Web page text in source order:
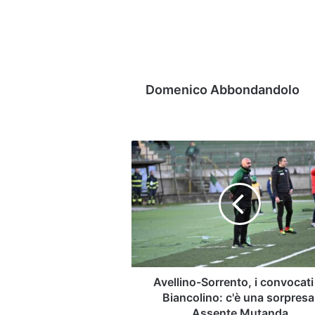
Domenico Abbondandolo
Avellino-
Sorrento,
i
convocati
di
Biancolino:
una
sorpresa.
Assente
Mutanda
Avellino-Sorrento, i convocati
Biancolino: c'è una